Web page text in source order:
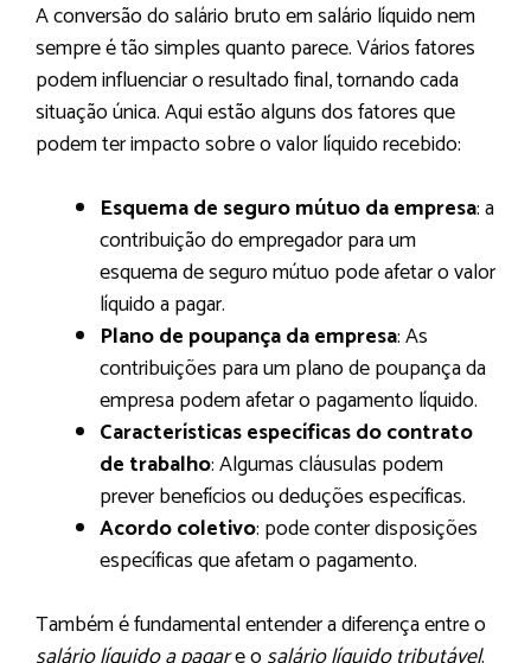
A conversão do salário bruto em salário líquido nem
sempre é tão simples quanto parece. Vários fatores
podem influenciar o resultado final, tornando cada
situação única. Aqui estão alguns dos fatores que
podem ter impacto sobre o valor líquido recebido:
Esquema de seguro mútuo da empresa: a
contribuição do empregador para um
esquema de seguro mútuo pode afetar o valor
líquido a pagar.
Plano de poupança da empresa: As
contribuições para um plano de poupança da
empresa podem afetar o pagamento líquido.
Características específicas do contrato
de trabalho: Algumas cláusulas podem
prever benefícios ou deduções específicas.
Acordo coletivo: pode conter disposições
específicas que afetam o pagamento.
Também é fundamental entender a diferença entre o